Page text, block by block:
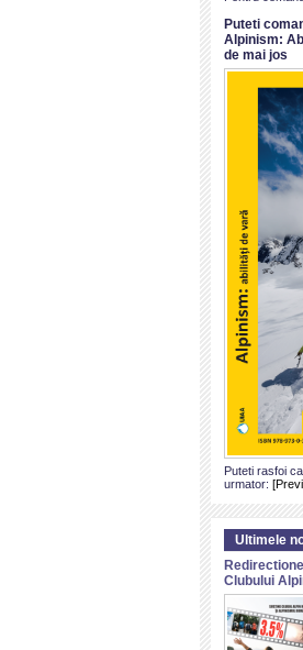
Puteti
Alpinism:
de mai jos
Puteti rasfoi
urmator:
Ultimele
Clubului